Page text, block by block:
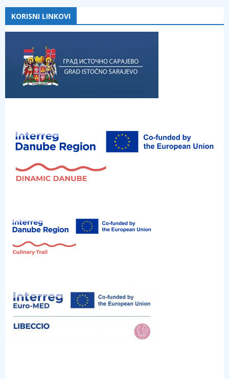
KORISNI LINKOVI